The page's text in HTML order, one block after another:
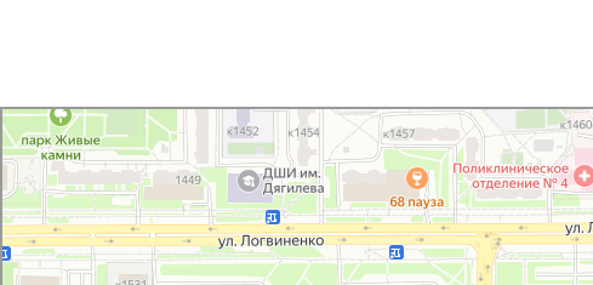
Зеленоград
Зеленоград, к1824 — Яндекс Карти